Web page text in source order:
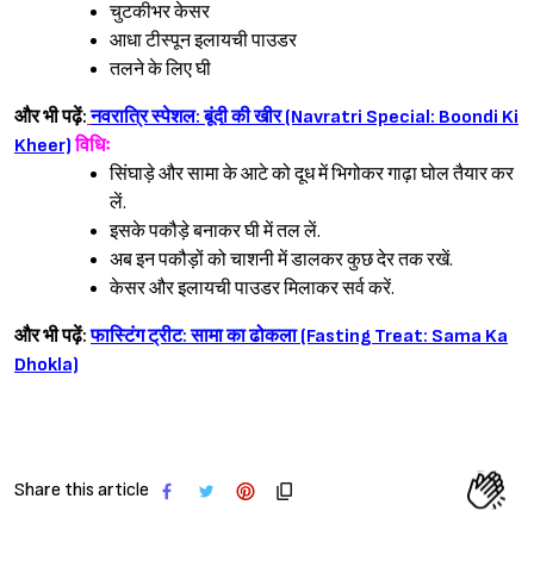
चुटकीभर केसर
आधा टीस्पून इलायची पाउडर
तलने के लिए घी
और भी पढ़ें: नवरात्रि स्पेशल: बूंदी की खीर (Navratri Special: Boondi Ki
Kheer) विधिः
सिंघाड़े और सामा के आटे को दूध में भिगोकर गाढ़ा घोल तैयार कर
लें.
इसके पकौड़े बनाकर घी में तल लें.
अब इन पकौड़ों को चाशनी में डालकर कुछ देर तक रखें.
केसर और इलायची पाउडर मिलाकर सर्व करें.
और भी पढ़ें:फास्टिंग ट्रीट: सामा का ढोकला (Fasting Treat: Sama Ka
Dhokla)
Share this article